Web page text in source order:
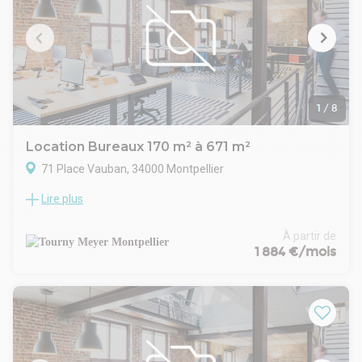
1 / 8
Location Bureaux 170 m² à 671 m²
71 Place Vauban, 34000 Montpellier
TOURNY MEYER propose plusieurs lots de bureaux à la
proximité immédiate du Polygone et de la Place de la
Comédie.
principaux.
Idéal entreprises et professions libérales.
Lire plus
À partir de
1 884 €/mois